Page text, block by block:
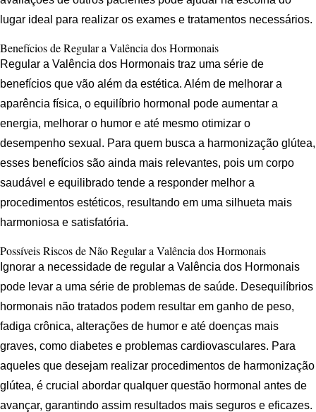
lugar ideal para realizar os exames e tratamentos necessários.
Benefícios de Regular a Valência dos Hormonais
Regular a Valência dos Hormonais traz uma série de
benefícios que vão além da estética. Além de melhorar a
aparência física, o equilíbrio hormonal pode aumentar a
energia, melhorar o humor e até mesmo otimizar o
desempenho sexual. Para quem busca a harmonização glútea,
esses benefícios são ainda mais relevantes, pois um corpo
saudável e equilibrado tende a responder melhor a
procedimentos estéticos, resultando em uma silhueta mais
harmoniosa e satisfatória.
Possíveis Riscos de Não Regular a Valência dos Hormonais
Ignorar a necessidade de regular a Valência dos Hormonais
pode levar a uma série de problemas de saúde. Desequilíbrios
hormonais não tratados podem resultar em ganho de peso,
fadiga crônica, alterações de humor e até doenças mais
graves, como diabetes e problemas cardiovasculares. Para
aqueles que desejam realizar procedimentos de harmonização
glútea, é crucial abordar qualquer questão hormonal antes de
avançar, garantindo assim resultados mais seguros e eficazes.